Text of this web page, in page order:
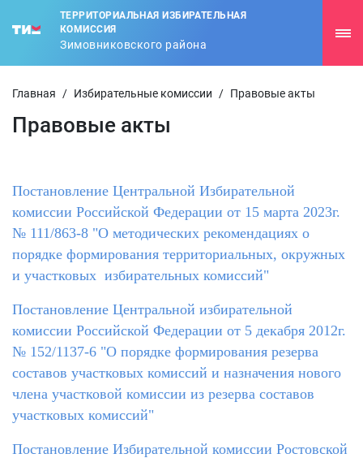
ТЕРРИТОРИАЛЬНАЯ ИЗБИРАТЕЛЬНАЯ
КОМИССИЯ
Зимовниковского района
Главная / Избирательные комиссии / Правовые акты
Правовые акты
Постановление Центральной Избирательной
комиссии Российской Федерации от 15 марта 2023г.
№ 111/863-8 "О методических рекомендациях о
порядке формирования территориальных, окружных
и участковых избирательных комиссий"
Постановление Центральной избирательной
комиссии Российской Федерации от 5 декабря 2012г.
№ 152/1137-6 "О порядке формирования резерва
составов участковых комиссий и назначения нового
члена участковой комиссии из резерва составов
участковых комиссий"
Постановление Избирательной комиссии Ростовской